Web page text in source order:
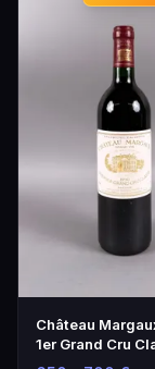
Château
1er Grand Cru
Vin Rouge